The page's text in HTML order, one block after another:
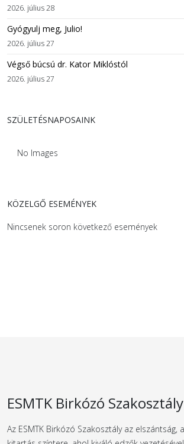
2026. július 28
Gyógyulj meg, Julio!
2026. július 27
Végső búcsú dr. Kator Miklóstól
2026. július 27
SZÜLETÉSNAPOSAINK
No Images
KÖZELGŐ ESEMÉNYEK
Nincsenek soron következő események
ESMTK Birkózó Szakosztály
Az ESMTK Birkózó Szakosztály az elszántság,